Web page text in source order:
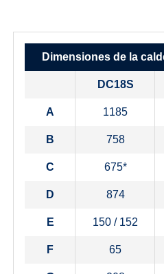
Dimensiones de la
DC18S
A 1185
B 758
C 675*
D 874
E 150 / 152
F 65